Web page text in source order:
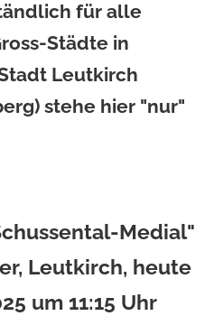
für alle
Städte in
Leutkirch
stehe hier "nur"
Medial"
Leutkirch, heute
um 11:15 Uhr